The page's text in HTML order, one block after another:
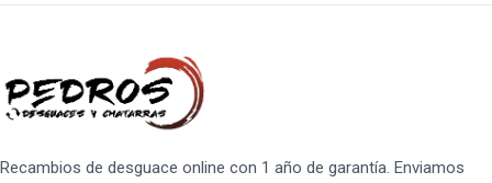
Recambios de desguace online con 1 año de garantía. Enviamos